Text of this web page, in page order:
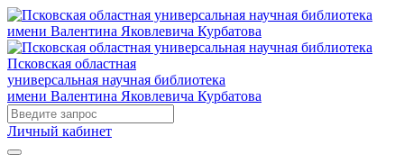
Псковская областная
универсальная научная библиотека
имени Валентина Яковлевича Курбатова
Личный кабинет